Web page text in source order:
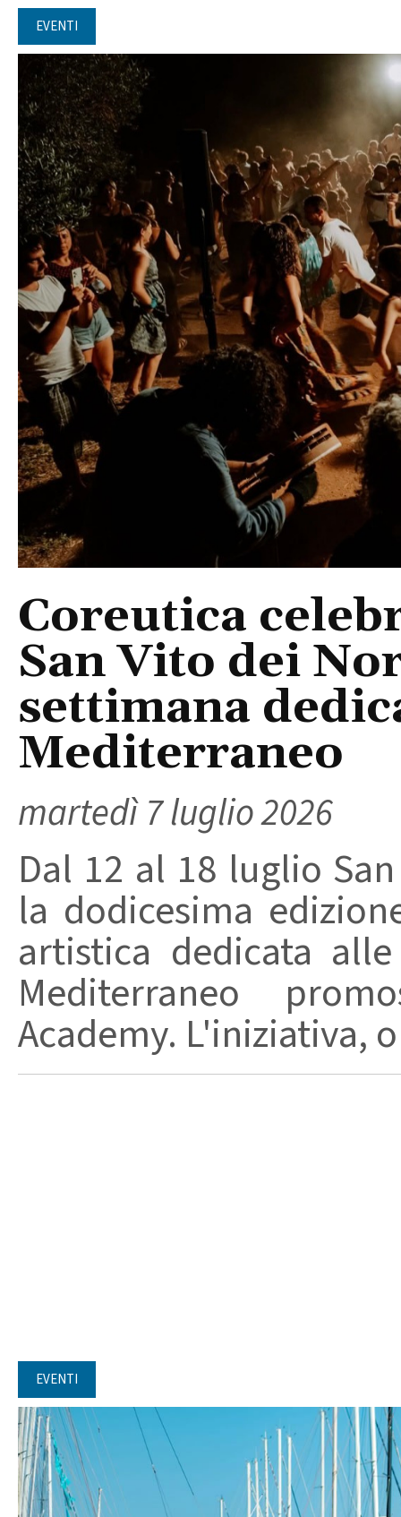
EVENTI
Coreutica
San Vito dei
settimana
Mediterraneo
martedì 7 luglio 2026
Dal 12 al 18 luglio
la dodicesima
artistica dedicata
Mediterraneo
Academy. L'iniziativa,
EVENTI